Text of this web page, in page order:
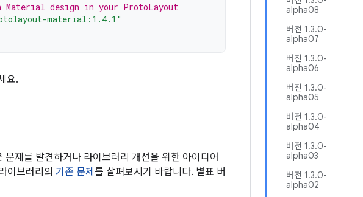
alpha08
버전 1.3.0-
alpha07
버전 1.3.0-
alpha06
버전 1.3.0-
alpha05
버전 1.3.0-
alpha04
버전 1.3.0-
alpha03
버전 1.3.0-
alpha02
design in your ProtoLayout
material:1.4.1"
요.
제를 발견하거나 라이브러리 개선을 위한 아이디어
이브러리의 기존 문제 를 살펴보시기 바랍니다. 별표 버